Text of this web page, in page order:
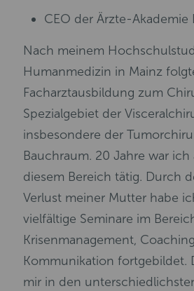
CEO der Ärzte-Akademie
Nach meinem
Humanmedizin in Mainz
Facharztausbildung zum
Spezialgebiet der
insbesondere der
Bauchraum. 20 Jahre war ich
diesem Bereich tätig. Durch
Verlust meiner Mutter habe
vielfältige Seminare im
Krisenmanagement,
Kommunikation fortgebildet.
mir in den